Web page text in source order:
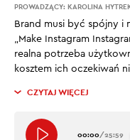
PROWADZĄCY: KAROLINA
Brand musi być spójny i
„Make Instagram
realna potrzeba
kosztem ich oczekiwań
CZYTAJ WIĘCEJ
00:00/25:59